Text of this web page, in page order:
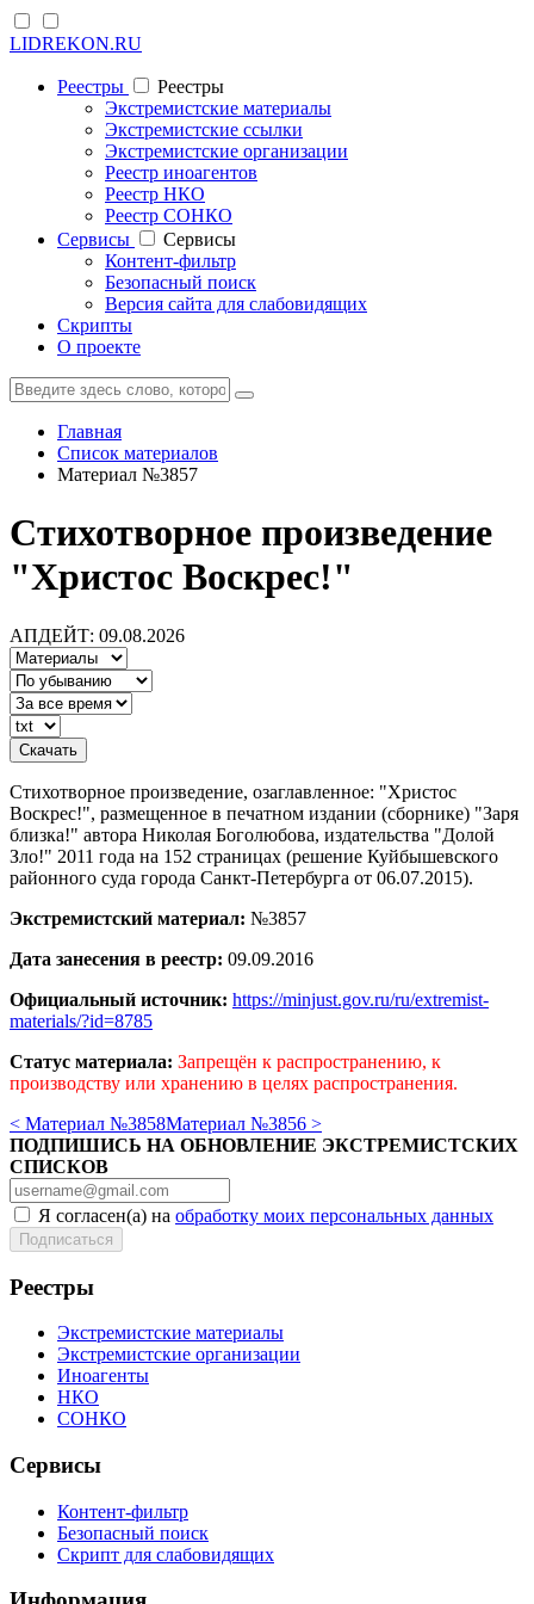
LIDREKON.RU
Реестры
Реестры
Экстремистские материалы
Экстремистские ссылки
Экстремистские организации
Реестр иноагентов
Реестр НКО
Реестр СОНКО
Cервисы
Cервисы
Контент-фильтр
Безопасный поиск
Версия сайта для слабовидящих
Скрипты
О проекте
Главная
Список материалов
Материал №3857
Стихотворное произведение
"Христос Воскрес!"
АПДЕЙТ: 09.08.2026
Стихотворное произведение, озаглавленное: "Христос
Воскрес!", размещенное в печатном издании (сборнике) "Заря
близка!" автора Николая Боголюбова, издательства "Долой
Зло!" 2011 года на 152 страницах (решение Куйбышевского
районного суда города Санкт-Петербурга от 06.07.2015).
Экстремистский материал: №3857
Дата занесения в реестр: 09.09.2016
Официальный источник: https://minjust.gov.ru/ru/extremist-
materials/?id=8785
Статус материала: Запрещён к распространению, к
производству или хранению в целях распространения.
< Материал №3858Материал №3856 >
ПОДПИШИСЬ НА ОБНОВЛЕНИЕ ЭКСТРЕМИСТСКИХ
СПИСКОВ
Я согласен(а) на обработку моих персональных данных
Реестры
Экстремистские материалы
Экстремистские организации
Иноагенты
НКО
СОНКО
Сервисы
Контент-фильтр
Безопасный поиск
Скрипт для слабовидящих